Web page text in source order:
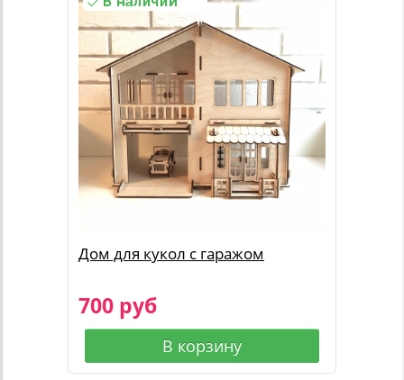
Дом для кукол с гаражом
700 руб
В корзину